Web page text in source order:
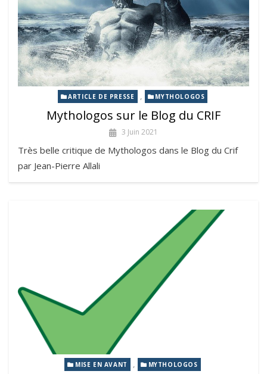
ARTICLE DE PRESSE , MYTHOLOGOS
Mythologos sur le Blog du CRIF
3 Juin 2021
Très belle critique de Mythologos dans le Blog du Crif
par Jean-Pierre Allali
MISE EN AVANT , MYTHOLOGOS